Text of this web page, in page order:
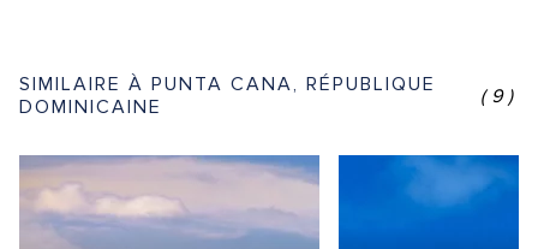
SIMILAIRE À PUNTA CANA, RÉPUBLIQUE
DOMINICAINE
(9)